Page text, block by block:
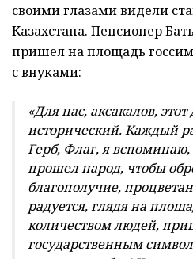
своими глазами видели
Казахстана. Пенсионер
пришел на площадь
с внуками:
«Для нас, аксакалов,
исторический. Каждый
Герб, Флаг, я вспоминаю,
прошел народ, чтобы
благополучие,
радуется, глядя на
количеством людей,
государственным